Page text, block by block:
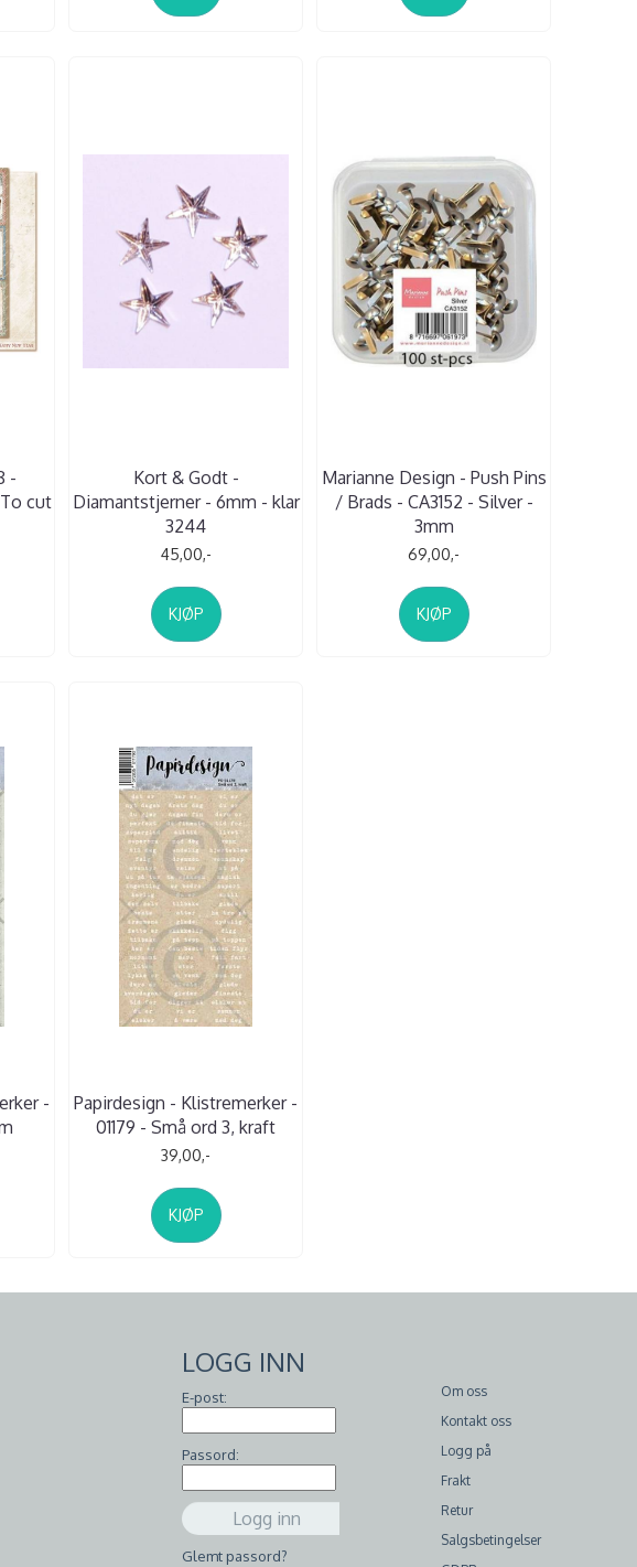
-
cut
Kort & Godt -
Diamantstjerner - 6mm - klar
3244
45,00,-
KJØP
Marianne Design - Push Pins
/ Brads - CA3152 - Silver -
3mm
69,00,-
KJØP
-
Papirdesign - Klistremerker -
01179 - Små ord 3, kraft
39,00,-
KJØP
LOGG INN
E-post:
Passord:
Glemt passord?
Om oss
Kontakt oss
Logg på
Frakt
Retur
Salgsbetingelser